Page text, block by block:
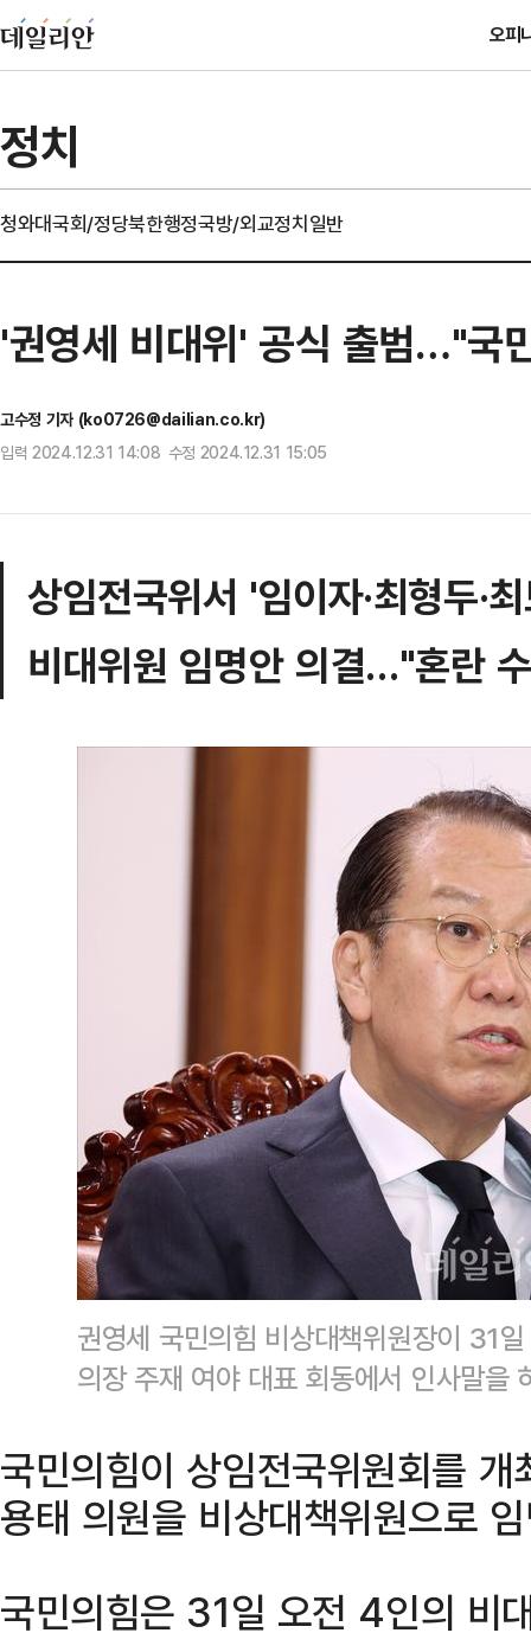
오피
정치
청와대국회/정당북한행정국방/외교정치일반
'권영세 비대위' 공식 출범…"국
고수정 기자 (ko0726@dailian.co.kr)
입력 2024.12.31 14:08 수정 2024.12.31 15:05
상임전국위서 '임이자·최형두·
비대위원 임명안 의결…"혼란
권영세 국민의힘 비상대책위원장이 31
의장 주재 여야 대표 회동에서 인사말
국민의힘이 상임전국위원회를 개
용태 의원을 비상대책위원으로
국민의힘은 31일 오전 4인의 비